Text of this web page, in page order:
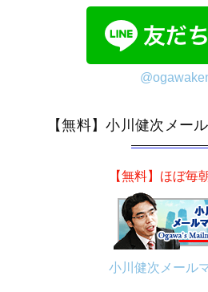
【無料】小川健次メー
【無料】ほぼ毎
小川健次メール